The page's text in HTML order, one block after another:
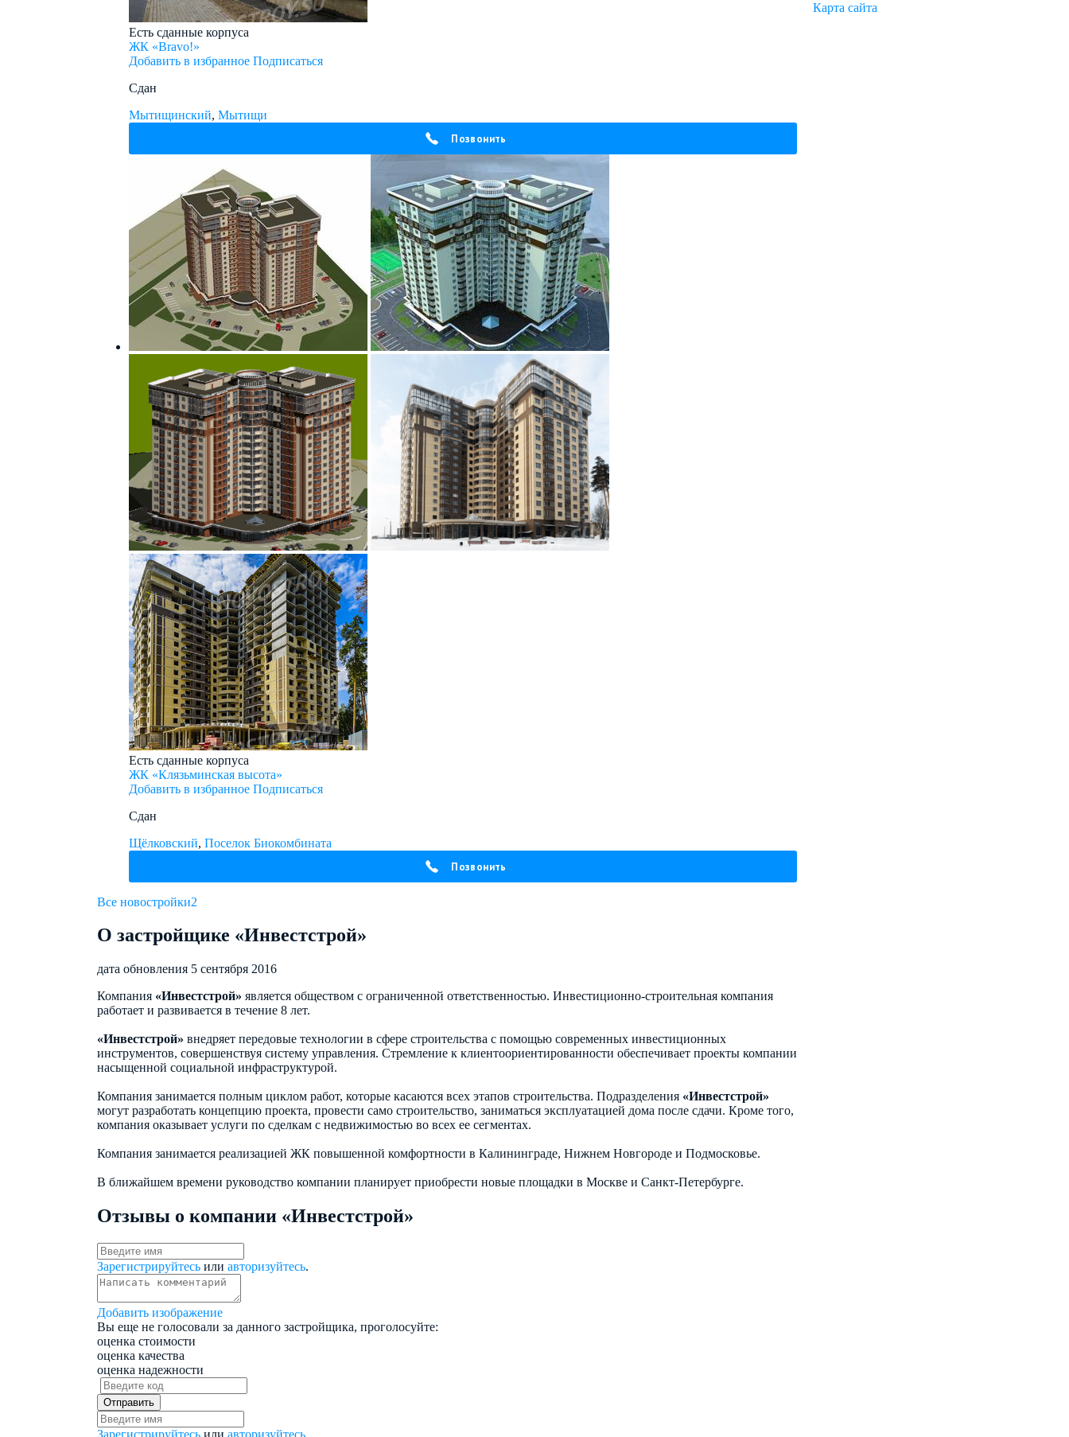
Карта сайта
Есть сданные корпуса
ЖК «Bravo!»
Добавить в избранное Подписаться
Сдан
Мытищинский, Мытищи
Позвонить
Есть сданные корпуса
ЖК «Клязьминская высота»
Добавить в избранное Подписаться
Сдан
Щёлковский, Поселок Биокомбината
Позвонить
Все новостройки2
О застройщике «Инвестстрой»
дата обновления 5 сентября 2016
Компания «Инвестстрой» является обществом с ограниченной ответственностью. Инвестиционно-строительная компания
работает и развивается в течение 8 лет.
«Инвестстрой» внедряет передовые технологии в сфере строительства с помощью современных инвестиционных
инструментов, совершенствуя систему управления. Стремление к клиентоориентированности обеспечивает проекты компании
насыщенной социальной инфраструктурой.
Компания занимается полным циклом работ, которые касаются всех этапов строительства. Подразделения «Инвестстрой»
могут разработать концепцию проекта, провести само строительство, заниматься эксплуатацией дома после сдачи. Кроме того,
компания оказывает услуги по сделкам с недвижимостью во всех ее сегментах.
Компания занимается реализацией ЖК повышенной комфортности в Калининграде, Нижнем Новгороде и Подмосковье.
В ближайшем времени руководство компании планирует приобрести новые площадки в Москве и Санкт-Петербурге.
Отзывы о компании «Инвестстрой»
Зарегистрируйтесь или авторизуйтесь.
Добавить изображение
Вы еще не голосовали за данного застройщика, проголосуйте:
оценка стоимости
оценка качества
оценка надежности